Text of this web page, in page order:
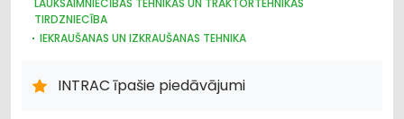
TIRDZNIECĪBA
IEKRAUŠANAS UN IZKRAUŠANAS TEHNIKA
CELTNIECĪBAS TEHNIKA UN IEKĀRTAS; TIRDZNIECĪBA, SERVISS
MEŽKOPĪBAS UN MEŽIZSTRĀDES TEHNIKA
INTRAC īpašie piedāvājumi